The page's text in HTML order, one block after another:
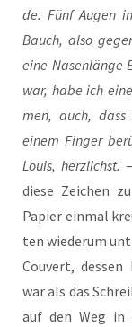
de. Fünf Augen
Bauch, also
eine Nasen­län­ge
war, habe ich
men, auch,
einem Fin­ger
Lou­is, herz­lichst.
die­se Zei­chen
Papier ein­mal
ten wie­der­um
Cou­vert,
war als das
auf den Weg in